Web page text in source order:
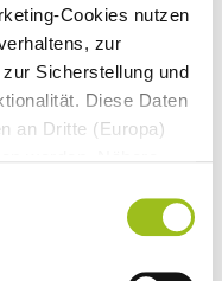
Cookies nutzen
zur
Sicherstellung und
Diese Daten
an Dritte (Europa)
Impressum
ebenso wirksam
Bild:
von Gelenkverschleiß
die Bildung der
es Entzündungen,
ermöglicht.